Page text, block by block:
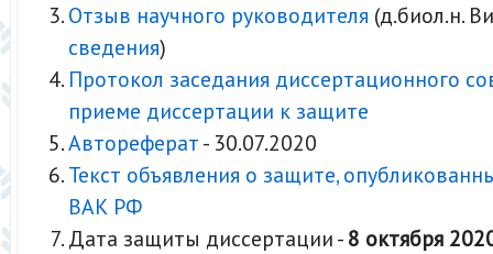
Отзыв научного руководителя (д.биол.н.
сведения)
Протокол заседания диссертационного
приеме диссертации к защите
Автореферат - 30.07.2020
Текст объявления о защите,
ВАК РФ
Дата защиты диссертации - 8 октября